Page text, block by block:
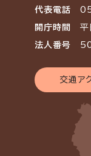
代表電話
開庁時間
法人番号
交通ア